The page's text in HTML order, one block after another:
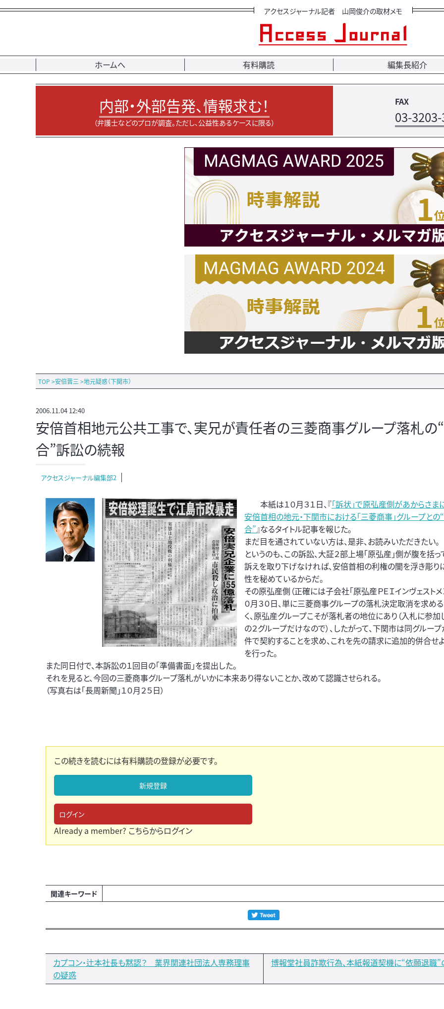
アクセスジャーナル記者 山岡俊介の取材メモ
ホームへ 有料購読 編集長紹介
内部・外部告発、情報求む！
（弁護士などのプロが調査。ただし、公益性あるケースに限る）
FAX
03-
TOP >安倍晋三 >地元疑惑（下関市）
2006.11.04 12:40
安倍首相地元公共工事で、実兄が責任者の三菱商事グループ落札の
合”訴訟の続報
アクセスジャーナル編集部2
本紙は１０月３１日、『「訴状」で原弘産側があからさま
安倍首相の地元・下関市における「三菱商事」グループと
合”』なるタイトル記事を報じた。
まだ目を通されていない方は、是非、お読みいただきたい。
というのも、この訴訟、大証２部上場「原弘産」側が腹を括
訴えを取り下げなければ、安倍首相の利権の闇を浮き彫り
性を秘めているからだ。
その原弘産側（正確には子会社「原弘産ＰＥＩインヴェストメ
０月３０日、単に三菱商事グループの落札決定取消を求め
く、原弘産グループこそが落札者の地位にあり（入札に参加
の２グループだけなので）、したがって、下関市は同グルー
件で契約することを求め、これを先の請求に追加的併合せ
を行った。
また同日付で、本訴訟の１回目の「準備書面」を提出した。
それを見ると、今回の三菱商事グループ落札がいかに本来あり得ないことか、改めて認識させられる。
（写真右は「長周新聞」１０月２５日）
この続きを読むには有料購読の登録が必要です。
新規登録
ログイン
Already a member? こちらからログイン
関連キーワード
カプコン・辻本社長も黙認？ 業界関連社団法人専務理事
の疑惑
博報堂社員詐欺行為、本紙報道契機に“依願退職